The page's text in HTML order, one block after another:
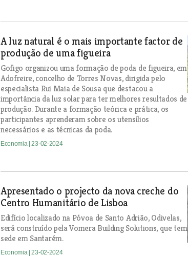
A luz natural é o mais importante factor de
produção de uma figueira
Gofigo organizou uma formação de poda de figueira, em
Adofreire, concelho de Torres Novas, dirigida pelo
especialista Rui Maia de Sousa que destacou a
importância da luz solar para ter melhores resultados de
produção. Durante a formação teórica e prática, os
participantes aprenderam sobre os utensílios
necessários e as técnicas da poda.
Economia | 23-02-2024
Apresentado o projecto da nova creche do
Centro Humanitário de Lisboa
Edifício localizado na Póvoa de Santo Adrião, Odivelas,
será construído pela Vomera Building Solutions, que tem
sede em Santarém.
Economia | 23-02-2024